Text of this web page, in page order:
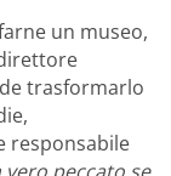
un museo,
trasformarlo
responsabile